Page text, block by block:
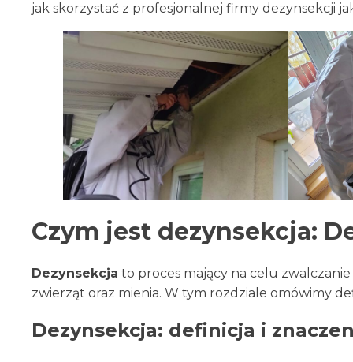
jak skorzystać z profesjonalnej firmy dezynsekcji
Czym jest dezynsekcja:
Dezynsekcja to proces mający na celu
zwierząt oraz mienia. W tym rozdziale omówimy
Dezynsekcja: definicja i